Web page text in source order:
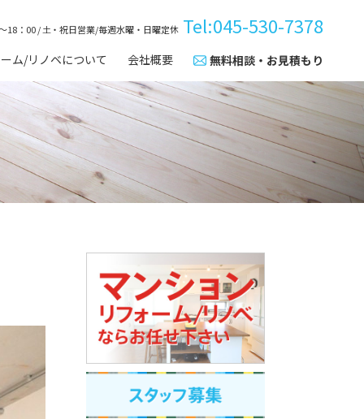
ム/リノベについて
ションリフォーム/リノ
・安全施工
・60代からのリフォー
会社概要
湘南リフォームのポリシー
木を使う私たちだから、木
を、森を守る活動を
スタッフ紹介
無料相談・お見積もり
18：00 / 土・祝日営業/毎週水曜・日曜定休 Tel:045-530-7378